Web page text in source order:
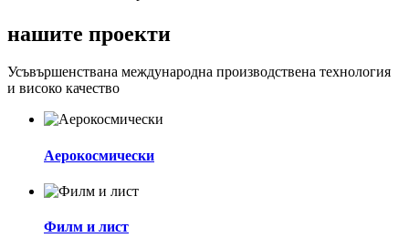
нашите проекти
Усъвършенствана международна производствена технология
и високо качество
Аерокосмически
Филм и лист